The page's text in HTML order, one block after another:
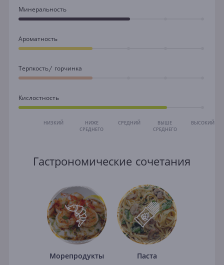
Минеральность
Ароматность
Терпкость/ горчинка
Кислостность
НИЗКИЙ
НИЖЕ
СРЕДНЕГО
СРЕДНИЙ
ВЫШЕ
СРЕДНЕГО
ВЫСОКИЙ
Гастрономические сочетания
Морепродукты Паста